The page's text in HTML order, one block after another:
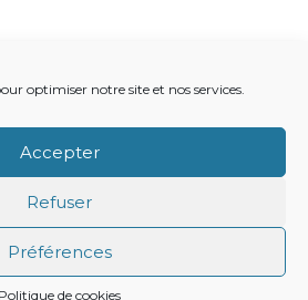
optimiser notre site et nos services.
Accepter
Refuser
Préférences
Politique de cookies
NOTRE ACTUALITÉ
CONTACT
LÉGALES
CLASSE 7